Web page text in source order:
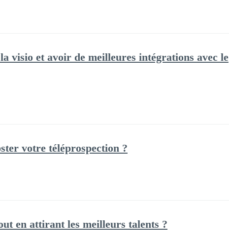
visio et avoir de meilleures intégrations avec le
votre téléprospection ?
en attirant les meilleurs talents ?